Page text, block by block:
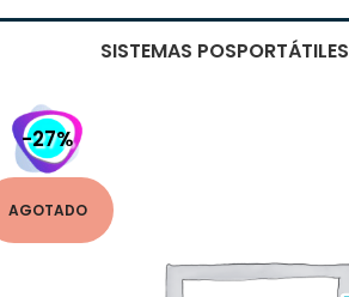
SISTEMAS POSPORTÁTILES
-27%
AGOTADO